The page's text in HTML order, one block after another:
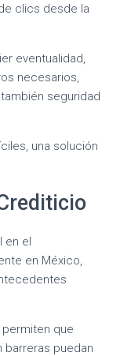
clics desde la
eventualidad,
necesarios,
seguridad
una solución
en el
en México,
que
barreras puedan